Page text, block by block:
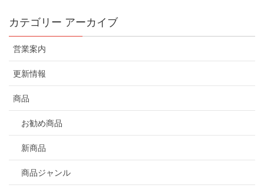
カテゴリー アーカイブ
営業案内
更新情報
商品
お勧め商品
新商品
商品ジャンル